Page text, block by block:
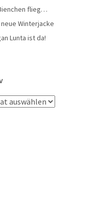
flieg…
Winterjacke
Lunta ist da!